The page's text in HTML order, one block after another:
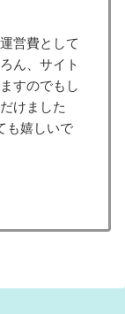
営費として
ん、サイト
すのでもし
けました
も嬉しいで